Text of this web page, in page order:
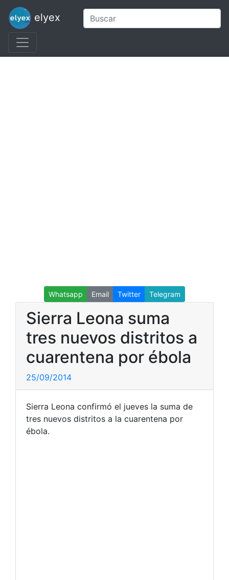
elyex
Whatsapp Email Twitter Telegram
Sierra Leona suma
tres nuevos distritos a
cuarentena por ébola
25/09/2014
Sierra Leona confirmó el jueves la suma de
tres nuevos distritos a la cuarentena por
ébola.